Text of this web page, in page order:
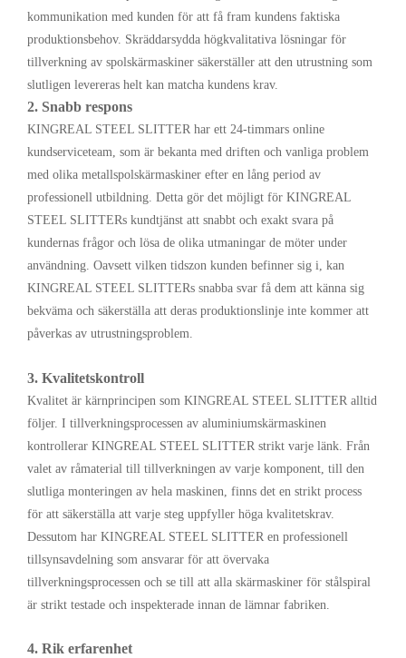
kommunikation med kunden för att få fram kundens faktiska
produktionsbehov. Skräddarsydda högkvalitativa lösningar för
tillverkning av spolskärmaskiner säkerställer att den utrustning som
slutligen levereras helt kan matcha kundens krav.
2. Snabb respons
KINGREAL STEEL SLITTER har ett 24-timmars online
kundserviceteam, som är bekanta med driften och vanliga problem
med olika metallspolskärmaskiner efter en lång period av
professionell utbildning. Detta gör det möjligt för KINGREAL
STEEL SLITTERs kundtjänst att snabbt och exakt svara på
kundernas frågor och lösa de olika utmaningar de möter under
användning. Oavsett vilken tidszon kunden befinner sig i, kan
KINGREAL STEEL SLITTERs snabba svar få dem att känna sig
bekväma och säkerställa att deras produktionslinje inte kommer att
påverkas av utrustningsproblem.
3. Kvalitetskontroll
Kvalitet är kärnprincipen som KINGREAL STEEL SLITTER alltid
följer. I tillverkningsprocessen av aluminiumskärmaskinen
kontrollerar KINGREAL STEEL SLITTER strikt varje länk. Från
valet av råmaterial till tillverkningen av varje komponent, till den
slutliga monteringen av hela maskinen, finns det en strikt process
för att säkerställa att varje steg uppfyller höga kvalitetskrav.
Dessutom har KINGREAL STEEL SLITTER en professionell
tillsynsavdelning som ansvarar för att övervaka
tillverkningsprocessen och se till att alla skärmaskiner för stålspiral
är strikt testade och inspekterade innan de lämnar fabriken.
4. Rik erfarenhet